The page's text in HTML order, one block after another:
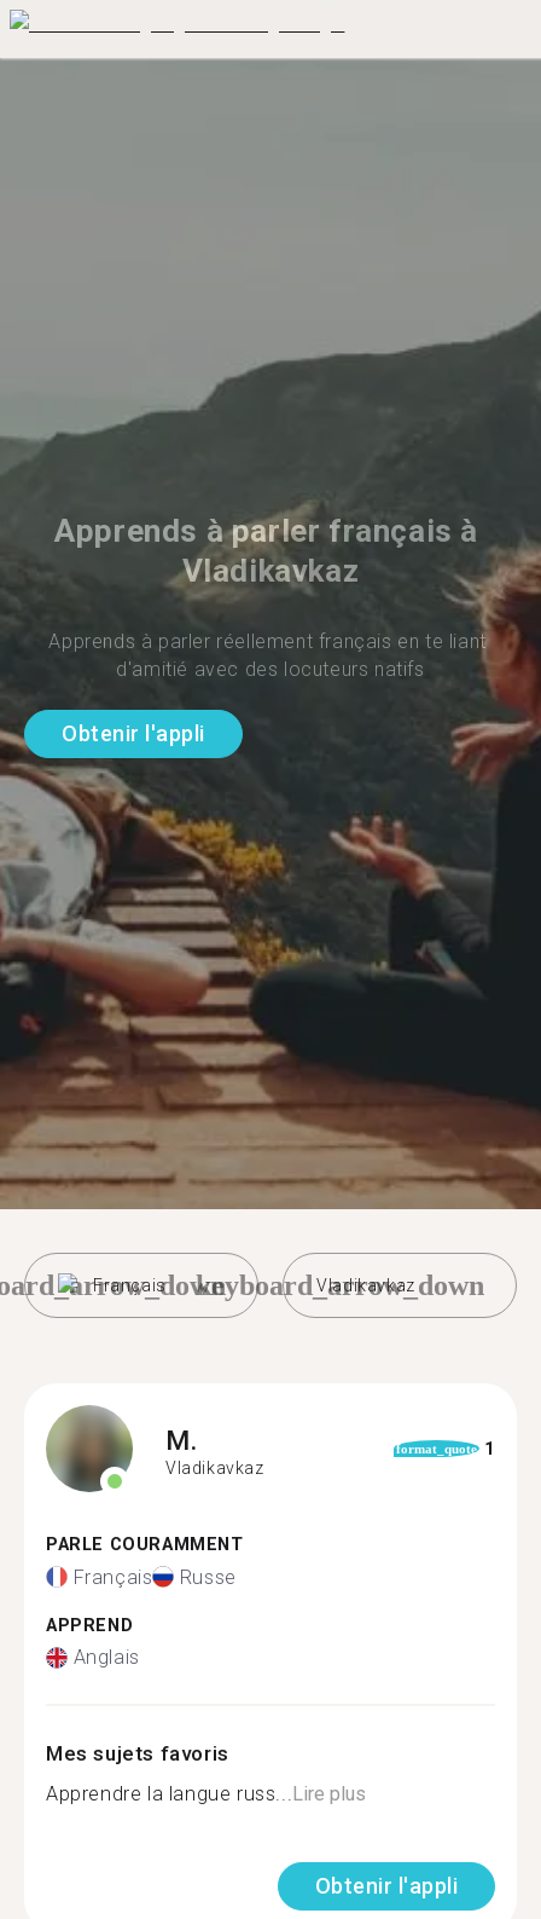
Apprends à parler français à
Vladikavkaz
Apprends à parler réellement français en te liant
d'amitié avec des locuteurs natifs
Obtenir l'appli
Français Vladikavkaz
keyboard_arrow_down
M.
Vladikavkaz
format_quote 1
PARLE COURAMMENT
Français Russe
APPREND
Anglais
Mes sujets favoris
Apprendre la langue russ...Lire plus
Obtenir l'appli